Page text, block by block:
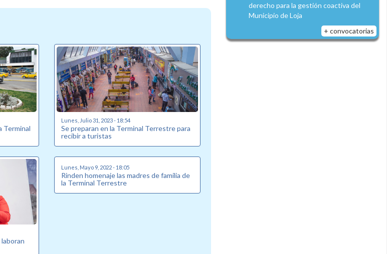
Terminal
Lunes, Julio 31, 2023 - 18:54
Se preparan en la Terminal Terrestre para
recibir a turistas
Lunes, Mayo 9, 2022 - 18:05
Rinden homenaje las madres de familia de
la Terminal Terrestre
derecho para la gestión coactiva del
Municipio de Loja
+ convocatorias